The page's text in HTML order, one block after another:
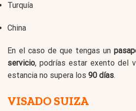
Turquía
China
En el caso de que tengas un
servicio, podrías estar exento del
estancia no supera los 90 días.
VISADO SUIZA